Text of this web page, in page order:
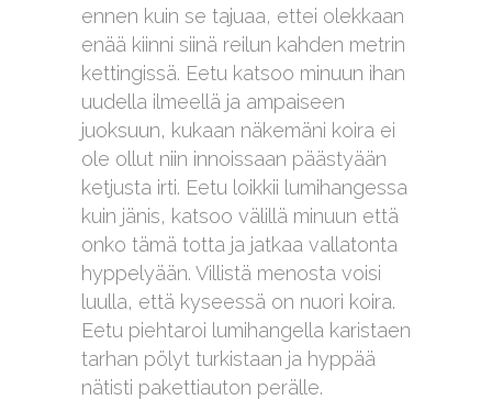
ennen kuin se tajuaa, ettei olekkaan
enää kiinni siinä reilun kahden metrin
kettingissä. Eetu katsoo minuun ihan
uudella ilmeellä ja ampaiseen
juoksuun, kukaan näkemäni koira ei
ole ollut niin innoissaan päästyään
ketjusta irti. Eetu loikkii lumihangessa
kuin jänis, katsoo välillä minuun että
onko tämä totta ja jatkaa vallatonta
hyppelyään. Villistä menosta voisi
luulla, että kyseessä on nuori koira.
Eetu piehtaroi lumihangella karistaen
tarhan pölyt turkistaan ja hyppää
nätisti pakettiauton perälle.